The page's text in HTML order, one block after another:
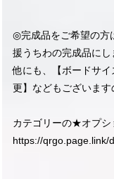
◎完成品をご希望の
援うちわの完成品にし
他にも、【ボードサ
更】などもございます
カテゴリーの★オプ
https://qrgo.page.link/